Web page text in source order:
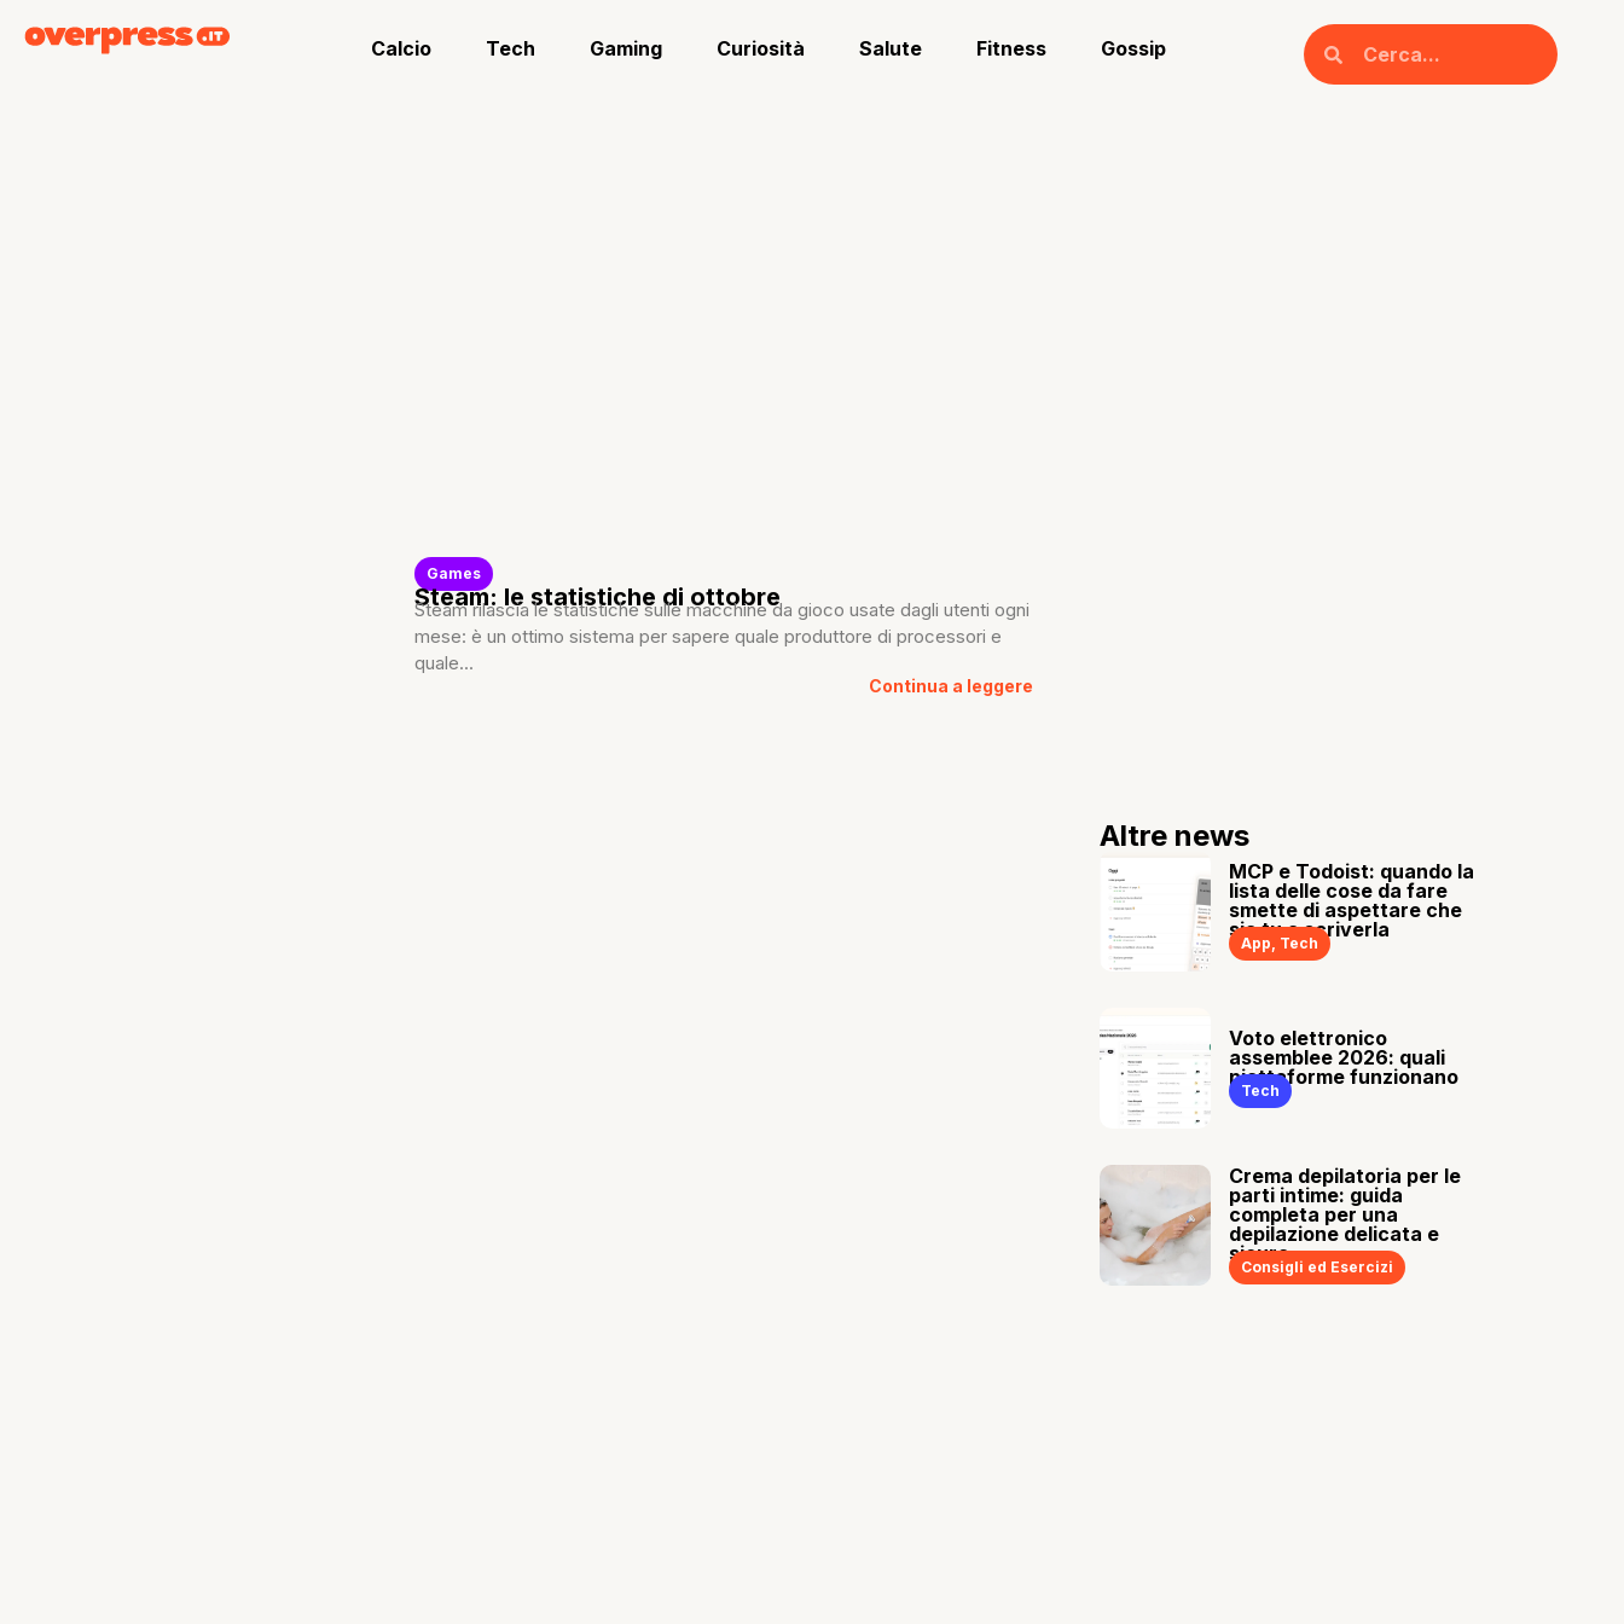
Calcio Tech Gaming Curiosità Salute Fitness Gossip
Games
Steam: le statistiche di ottobre
Steam rilascia le statistiche sulle macchine da gioco usate dagli utenti ogni
mese: è un ottimo sistema per sapere quale produttore di processori e
quale...
Continua a leggere
Altre news
MCP e Todoist: quando la
lista delle cose da fare
smette di aspettare che
sia tu a scriverla
App, Tech
Voto elettronico
assemblee 2026: quali
piattaforme funzionano
Tech
Crema depilatoria per le
parti intime: guida
completa per una
depilazione delicata e
sicura
Consigli ed Esercizi